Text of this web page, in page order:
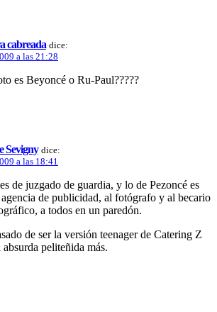
cabreada dice:
a las 21:28
es Beyoncé o Ru-Paul?????
Sevigny dice:
a las 18:41
de juzgado de guardia, y lo de Pezoncé es
agencia de publicidad, al fotógrafo y al becario
a todos en un paredón.
de ser la versión teenager de Catering Z
absurda peliteñida más.